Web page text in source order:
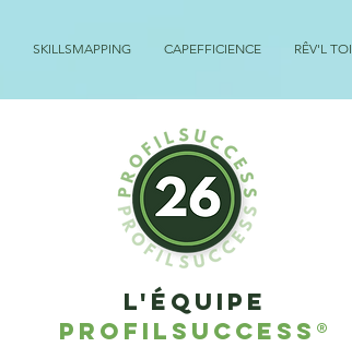
SKILLSMAPPING CAPEFFICIENCE RÊV'L TOI
L'équipe
profilsuccess®